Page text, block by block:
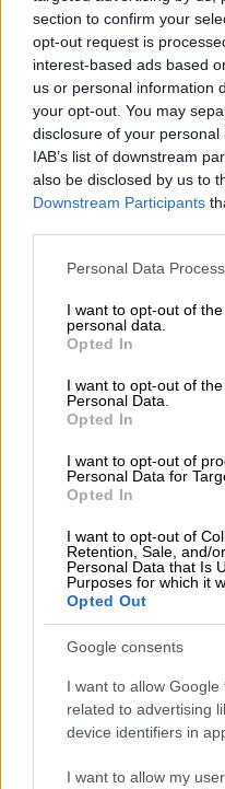
section to confirm your
opt-out request is
interest-based ads based
us or personal information
your opt-out. You may
disclosure of your
IAB’s list of downstream
also be disclosed by us to
Downstream Participants
Please note that this
not limited to your visit or
grant or deny consent to
use your data for below
consent section.
Personal Data
I want to opt-out of
personal data.
Opted In
I want to opt-out of
Personal Data.
Opted In
I want to opt-out of
Personal Data for
Opted In
I want to opt-out of
Retention, Sale, and/
Personal Data that Is
Purposes for which it
Opted Out
Google consents
I want to allow
related to advertising
device identifiers in
I want to allow my
διαμέρισμα του
με αίμα, σβάστικες
φωτογραφίες από
γυναικεία
κρεβάτι του υπήρχε
τη λέξη «AIDS». Τα
διακόσμηση ήταν
κουρτίνες.
θερμοκρασία ήταν
τα πάντα
ανεβάσει τη
και έσπαγε τα
συντρόφους του
διαμέρισμα ως ένα
άλλη έλεγε ότι